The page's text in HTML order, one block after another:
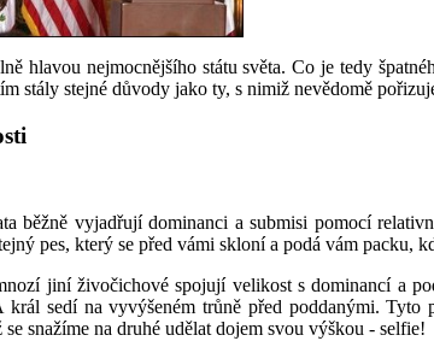
hlavou nejmocnějšího státu světa. Co je tedy
stály stejné důvody jako ty, s nimiž nevědomě
běžně vyjadřujídominanci a submisi pomocíre
pes, který se před vámi skloní a podá vám packu, k
jiní živočichovéspojujívelikost s dominancí a
král sedí na vyvýšeném trůně před poddanými. Tyto
se snažíme na druhé udělat dojem svou výškou - selfie!